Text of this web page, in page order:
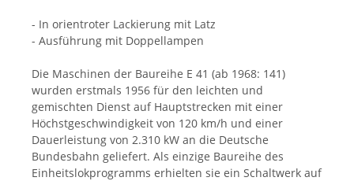
- In orientroter Lackierung mit Latz
- Ausführung mit Doppellampen
Die Maschinen der Baureihe E 41 (ab 1968: 141)
wurden erstmals 1956 für den leichten und
gemischten Dienst auf Hauptstrecken mit einer
Höchstgeschwindigkeit von 120 km/h und einer
Dauerleistung von 2.310 kW an die Deutsche
Bundesbahn geliefert. Als einzige Baureihe des
Einheitslokprogramms erhielten sie ein Schaltwerk auf